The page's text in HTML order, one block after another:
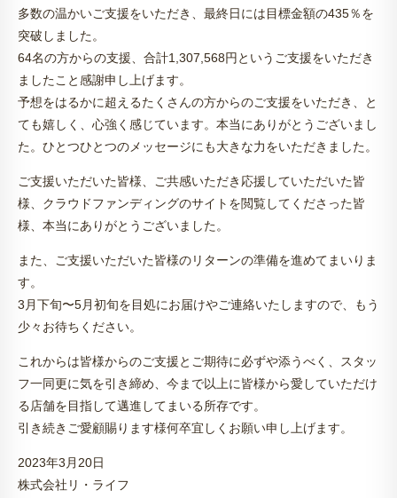
多数の温かいご支援をいただき、最終日には目標金額の435％を
突破しました。
64名の方からの支援、合計1,307,568円というご支援をいただき
ましたこと感謝申し上げます。
予想をはるかに超えるたくさんの方からのご支援をいただき、と
ても嬉しく、心強く感じています。本当にありがとうございまし
た。ひとつひとつのメッセージにも大きな力をいただきました。
ご支援いただいた皆様、ご共感いただき応援していただいた皆
様、クラウドファンディングのサイトを閲覧してくださった皆
様、本当にありがとうございました。
また、ご支援いただいた皆様のリターンの準備を進めてまいりま
す。
3月下旬〜5月初旬を目処にお届けやご連絡いたしますので、もう
少々お待ちください。
これからは皆様からのご支援とご期待に必ずや添うべく、スタッ
フ一同更に気を引き締め、今まで以上に皆様から愛していただけ
る店舗を目指して邁進してまいる所存です。
引き続きご愛顧賜ります様何卒宜しくお願い申し上げます。
2023年3月20日
株式会社リ・ライフ